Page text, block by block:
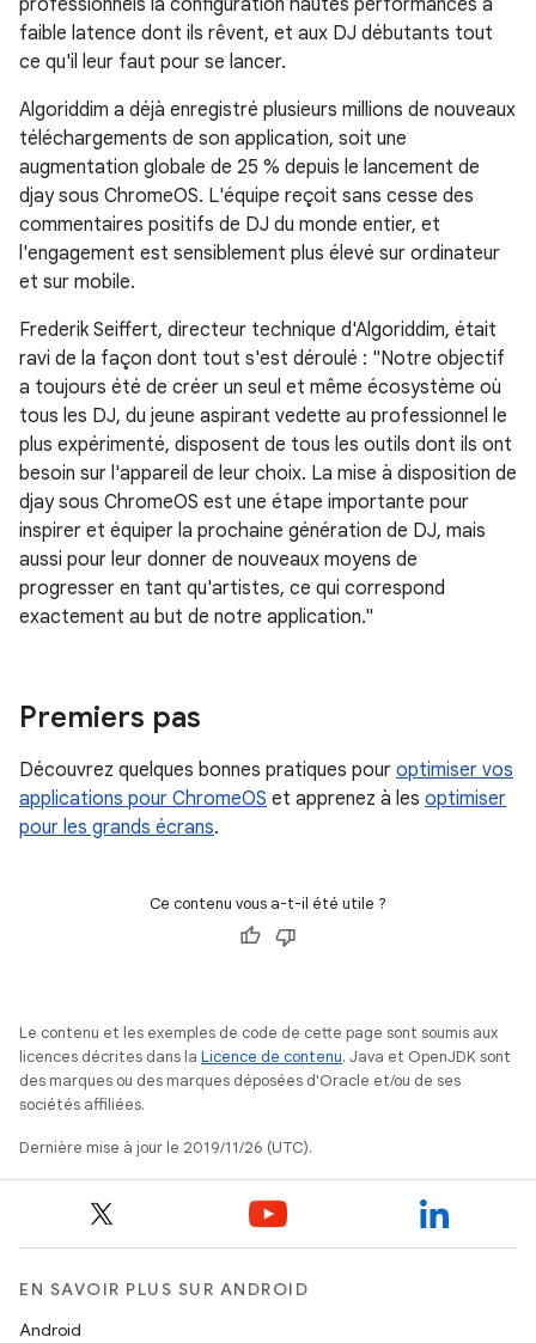
professionnels la configuration hautes performances à
faible latence dont ils rêvent, et aux DJ débutants tout
ce qu'il leur faut pour se lancer.
Algoriddim a déjà enregistré plusieurs millions de nouveaux
téléchargements de son application, soit une
augmentation globale de 25 % depuis le lancement de
djay sous ChromeOS. L'équipe reçoit sans cesse des
commentaires positifs de DJ du monde entier, et
l'engagement est sensiblement plus élevé sur ordinateur
et sur mobile.
Frederik Seiffert, directeur technique d'Algoriddim, était
ravi de la façon dont tout s'est déroulé : "Notre objectif
a toujours été de créer un seul et même écosystème où
tous les DJ, du jeune aspirant vedette au professionnel le
plus expérimenté, disposent de tous les outils dont ils ont
besoin sur l'appareil de leur choix. La mise à disposition de
djay sous ChromeOS est une étape importante pour
inspirer et équiper la prochaine génération de DJ, mais
aussi pour leur donner de nouveaux moyens de
progresser en tant qu'artistes, ce qui correspond
exactement au but de notre application."
Premiers pas
Découvrez quelques bonnes pratiques pour optimiser vos
applications pour ChromeOS et apprenez à les optimiser
pour les grands écrans.
Ce contenu vous a-t-il été utile ?
Le contenu et les exemples de code de cette page sont soumis aux
licences décrites dans la Licence de contenu. Java et OpenJDK sont
des marques ou des marques déposées d'Oracle et/ou de ses
sociétés affiliées.
Dernière mise à jour le 2019/11/26 (UTC).
EN SAVOIR PLUS SUR ANDROID
Android